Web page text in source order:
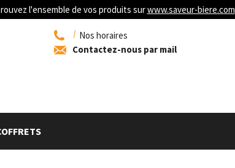
l'ensemble de vos produits surwww.saveur-biere.com
Nos horaires
Contactez-nous par mail